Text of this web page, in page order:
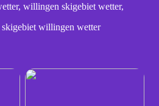
willingen skigebiet wetter,
willingen wetter